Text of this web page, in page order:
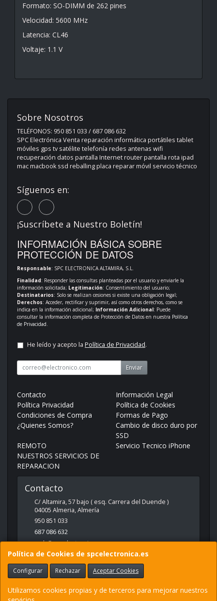
Formato: SO-DIMM de 262 pines
Velocidad: 5600 MHz
Latencia: CL46
Voltaje: 1.1 V
Política de Cookies de spcelectronica.es
Configurar Rechazar Aceptar Cookies
Utilizamos cookies propias y de terceros para mejorar nuestros
Sobre Nosotros
TELÉFONOS: 950 851 033 / 687 086 632
SPC Electrónica Venta reparación informática portátiles tablet
móviles gps tv satélite telefonía redes antenas wifi
recuperación datos pantalla Internet router pantalla rota ipad
mac macbook ssd reballing placa reparar móvil servicio técnico
Síguenos en:
¡Suscríbete a Nuestro Boletín!
INFORMACIÓN BÁSICA SOBRE
PROTECCIÓN DE DATOS
Responsable: SPC ELECTRONICA ALTAMIRA, S.L.
Finalidad: Responder las consultas planteadas por el usuario y enviarle la
información solicitada; Legitimación: Consentimiento del usuario;
Destinatarios: Solo se realizan cesiones si existe una obligación legal;
Derechos: Acceder, rectificar y suprimir, así como otros derechos, como se
indica en la información adicional; Información Adicional: Puede
consultar la información completa de Protección de Datos en nuestra Política
de Privacidad
He leído y acepto la Política de Privacidad.
Enviar
Contacto
Información Legal
Política Privacidad
Política de Cookies
Condiciones de Compra
Formas de Pago
¿Quienes Somos?
Cambio de disco duro por
SSD
REMOTO
Servicio Tecnico iPhone
NUESTROS SERVICIOS DE
REPARACION
Contacto
C/ Altamira, 57 bajo ( esq. Carrera del Duende )
04005 Almeria,Almería
950 851 033
687 086 632
web@spcelectronica.es
Horario
9:30 - 14:00 Y 17:00 - 21:00